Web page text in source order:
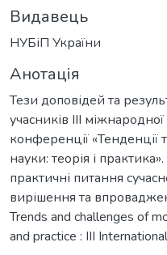
Видавець
НУБіП України
Анотація
Тези доповідей та
учасників IIІ
конференції «Тенденції
науки: теорія і
практичні питання
вирішення та
Trends and challenges of
and practice : III